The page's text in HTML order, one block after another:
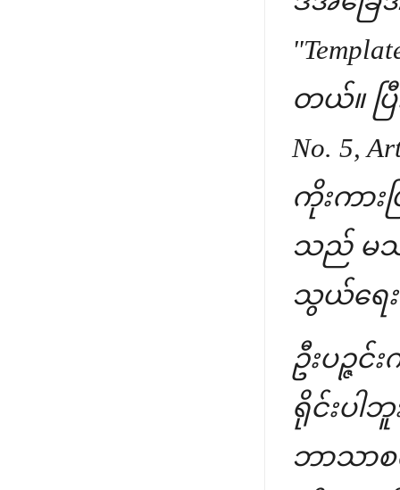
တယ်။ ပ
No. 5,
ကိုးကား
သည် မသ
သွယ်ရေး
ဦးပဉ္ဇ
ရိုင်းပါဘူ
ဘာသာစ